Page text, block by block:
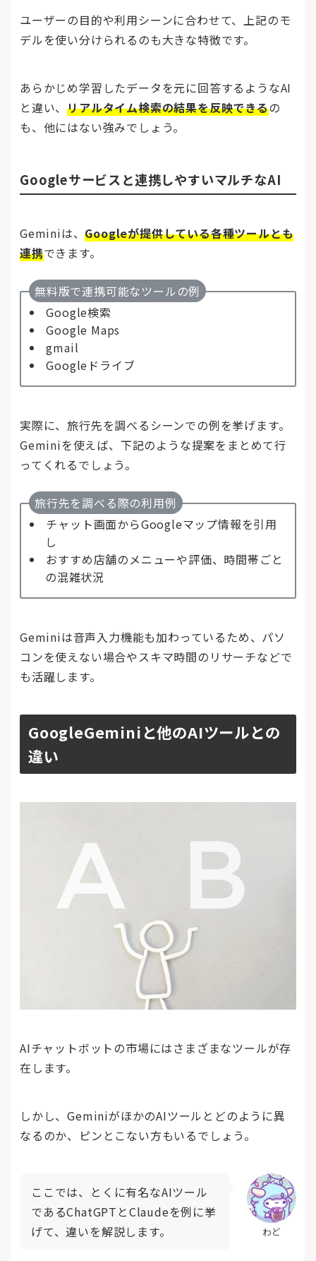
ユーザーの目的や利用シーンに合わせて、上記のモ
デルを使い分けられるのも大きな特徴です。
あらかじめ学習したデータを元に回答するようなAI
と違い、リアルタイム検索の結果を反映できるの
も、他にはない強みでしょう。
Googleサービスと連携しやすいマルチなAI
Geminiは、Googleが提供している各種ツールとも
連携できます。
無料版で連携可能なツールの例
Google検索
Google Maps
gmail
Googleドライブ
実際に、旅行先を調べるシーンでの例を挙げます。
Geminiを使えば、下記のような提案をまとめて行
ってくれるでしょう。
旅行先を調べる際の利用例
チャット画面からGoogleマップ情報を引用
し
おすすめ店舗のメニューや評価、時間帯ごと
の混雑状況
Geminiは音声入力機能も加わっているため、パソ
コンを使えない場合やスキマ時間のリサーチなどで
も活躍します。
GoogleGeminiと他のAIツールとの
違い
AIチャットボットの市場にはさまざまなツールが存
在します。
しかし、GeminiがほかのAIツールとどのように異
なるのか、ピンとこない方もいるでしょう。
わど
ここでは、とくに有名なAIツール
であるChatGPTとClaudeを例に挙
げて、違いを解説します。